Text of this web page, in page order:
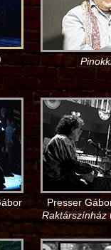
Presser
Raktárszínház